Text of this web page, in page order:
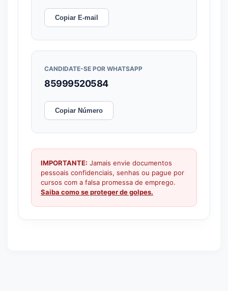
Copiar E-mail
CANDIDATE-SE POR WHATSAPP
85999520584
Copiar Número
IMPORTANTE: Jamais envie documentos
pessoais confidenciais, senhas ou pague por
cursos com a falsa promessa de emprego.
Saiba como se proteger de golpes.